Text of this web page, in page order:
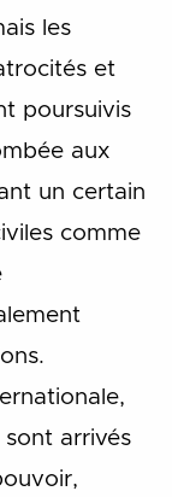
les
et
poursuivis
aux
un certain
comme
sont arrivés